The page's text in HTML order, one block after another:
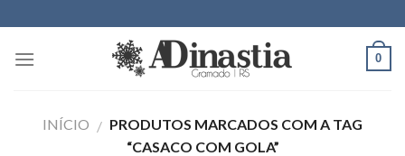
to
content
0
INÍCIO / PRODUTOS MARCADOS COM A TAG
“CASACO COM GOLA”